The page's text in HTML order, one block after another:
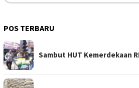
POS TERBARU
Sambut HUT Kemerdekaan